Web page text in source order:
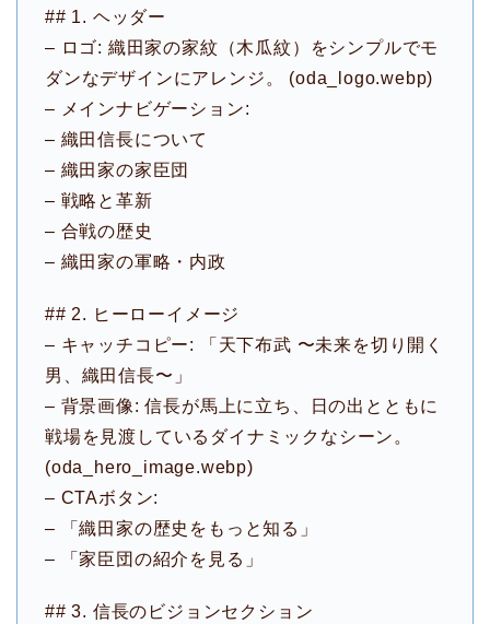
## 1. ヘッダー
– ロゴ: 織田家の家紋（木瓜紋）をシンプルでモ
ダンなデザインにアレンジ。 (oda_logo.webp)
– メインナビゲーション:
– 織田信長について
– 織田家の家臣団
– 戦略と革新
– 合戦の歴史
– 織田家の軍略・内政
## 2. ヒーローイメージ
– キャッチコピー: 「天下布武 〜未来を切り開く
男、織田信長〜」
– 背景画像: 信長が馬上に立ち、日の出とともに
戦場を見渡しているダイナミックなシーン。
(oda_hero_image.webp)
– CTAボタン:
– 「織田家の歴史をもっと知る」
– 「家臣団の紹介を見る」
## 3. 信長のビジョンセクション